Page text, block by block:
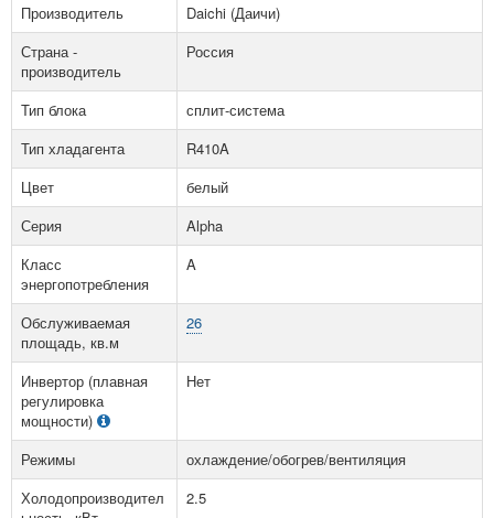
Производитель
Daichi (Даичи)
Страна -
производитель
Россия
Тип блока
сплит-система
Тип хладагента
R410A
Цвет
белый
Серия
Alpha
Класс
энергопотребления
A
Обслуживаемая
площадь, кв.м
26
Инвертор (плавная
регулировка
мощности)
Нет
Режимы
охлаждение/обогрев/вентиляция
Холодопроизводител
2.5